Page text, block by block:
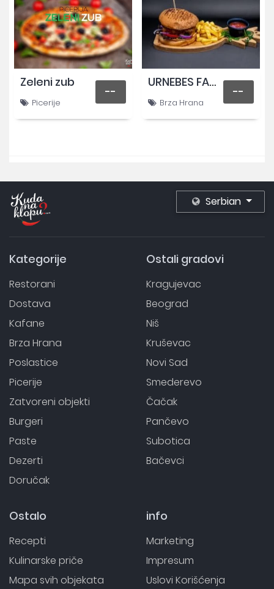
Zeleni zub
Picerije
--
URNEBES FAST-FOOD
Brza Hrana
--
Serbian
Kategorije
Restorani
Dostava
Kafane
Brza Hrana
Poslastice
Picerije
Zatvoreni objekti
Burgeri
Paste
Dezerti
Doručak
Ostali gradovi
Kragujevac
Beograd
Niš
Kruševac
Novi Sad
Smederevo
Čačak
Pančevo
Subotica
Bačevci
Ostalo
Recepti
Kulinarske priče
Mapa svih objekata
info
Marketing
Impresum
Uslovi Korišćenja